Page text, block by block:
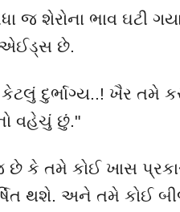
જ શેરોના ભાવ ઘટી
એઈડ્સ છે.
દુર્ભાગ્ય..! ખૈર તમે
વહેચું છું."
કે તમે કોઈ ખાસ
થશે. અને તમે કોઈ